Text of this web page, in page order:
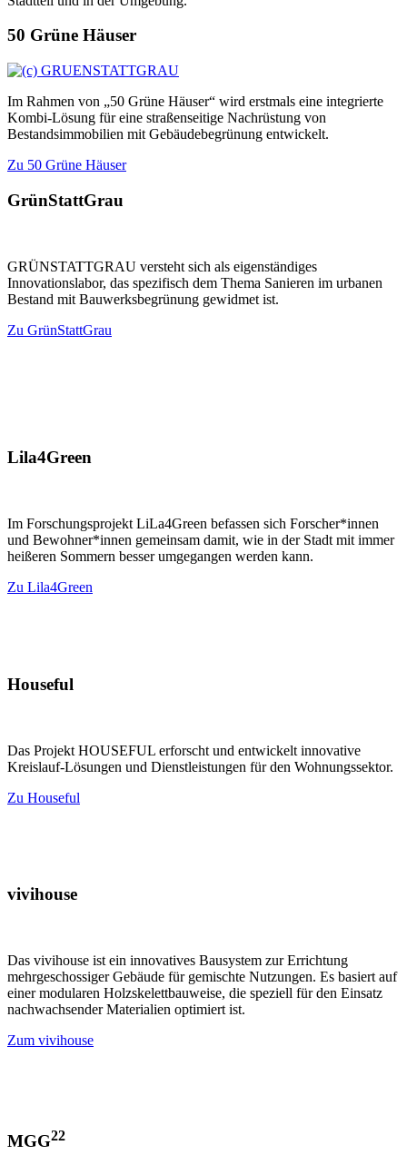
50 Grüne Häuser
Im Rahmen von „50 Grüne Häuser“ wird erstmals eine integrierte
Kombi-Lösung für eine straßenseitige Nachrüstung von
Bestandsimmobilien mit Gebäudebegrünung entwickelt.
Zu 50 Grüne Häuser
GrünStattGrau
GRÜNSTATTGRAU versteht sich als eigenständiges
Innovationslabor, das spezifisch dem Thema Sanieren im urbanen
Bestand mit Bauwerksbegrünung gewidmet ist.
Zu GrünStattGrau
Lila4Green
Im Forschungsprojekt LiLa4Green befassen sich Forscher*innen
und Bewohner*innen gemeinsam damit, wie in der Stadt mit immer
heißeren Sommern besser umgegangen werden kann.
Zu Lila4Green
Houseful
Das Projekt HOUSEFUL erforscht und entwickelt innovative
Kreislauf-Lösungen und Dienstleistungen für den Wohnungssektor.
Zu Houseful
vivihouse
Das vivihouse ist ein innovatives Bausystem zur Errichtung
mehrgeschossiger Gebäude für gemischte Nutzungen. Es basiert auf
einer modularen Holzskelettbauweise, die speziell für den Einsatz
nachwachsender Materialien optimiert ist.
Zum vivihouse
MGG22